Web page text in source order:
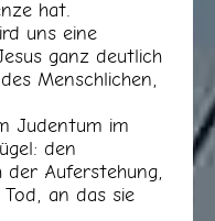
hat.
uns eine
ganz deutlich
Menschlichen,
Judentum im
den
Auferstehung,
an das sie